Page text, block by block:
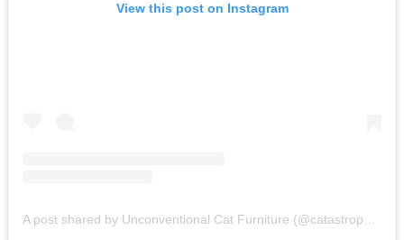
View this post on Instagram
A post shared by Unconventional Cat Furniture (@catastrophicreations)